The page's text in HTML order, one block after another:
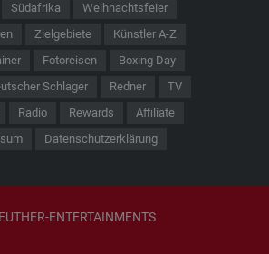
Südafrika
Weihnachtsfeier
Zielgebiete
Künstler A-Z
Fotoreisen
Boxing Day
Schlager Redner
TV
Radio Rewards
Affiliate
Datenschutzerklärung
ENTERTAINMENTS